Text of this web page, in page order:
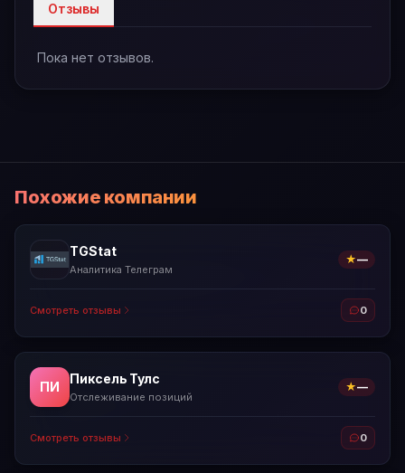
Отзывы
Пока нет отзывов.
Похожие компании
TGStat
Аналитика Телеграм
★—
Смотреть отзывы 0
ПИ
Пиксель Тулс
Отслеживание позиций
★—
Смотреть отзывы 0